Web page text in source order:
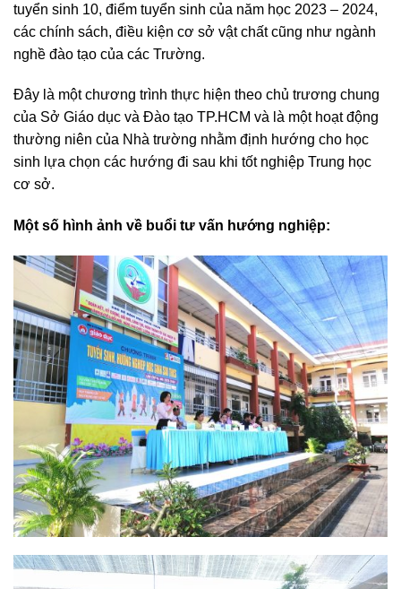
tuyển sinh 10, điểm tuyển sinh của năm học 2023 – 2024,
các chính sách, điều kiện cơ sở vật chất cũng như ngành
nghề đào tạo của các Trường.
Đây là một chương trình thực hiện theo chủ trương chung
của Sở Giáo dục và Đào tạo TP.HCM và là một hoạt động
thường niên của Nhà trường nhằm định hướng cho học
sinh lựa chọn các hướng đi sau khi tốt nghiệp Trung học
cơ sở.
Một số hình ảnh về buổi tư vấn hướng nghiệp: